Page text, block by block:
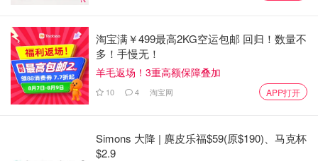
淘宝满￥499最高2KG空运包邮 回归！数量不
多！手慢无！
羊毛返场！3重高额保障叠加
10 4 淘宝网 APP打开
Simons 大降 | 麂皮乐福$59(原$190)、马克杯
$2.9